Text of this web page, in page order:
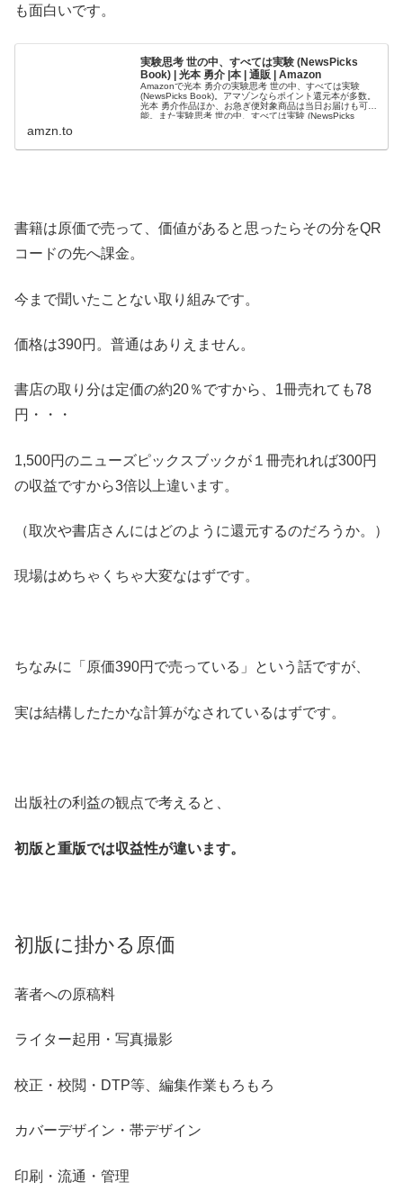
も面白いです。
実験思考 世の中、すべては実験 (NewsPicks
Book) | 光本 勇介 |本 | 通販 | Amazon
Amazonで光本 勇介の実験思考 世の中、すべては実験
(NewsPicks Book)。アマゾンならポイント還元本が多数。
光本 勇介作品ほか、お急ぎ便対象商品は当日お届けも可
能。また実験思考 世の中、すべては実験 (NewsPicks
amzn.to
書籍は原価で売って、価値があると思ったらその分をQR
コードの先へ課金。
今まで聞いたことない取り組みです。
価格は390円。普通はありえません。
書店の取り分は定価の約20％ですから、1冊売れても78
円・・・
1,500円のニューズピックスブックが１冊売れれば300円
の収益ですから3倍以上違います。
（取次や書店さんにはどのように還元するのだろうか。）
現場はめちゃくちゃ大変なはずです。
ちなみに「原価390円で売っている」という話ですが、
実は結構したたかな計算がなされているはずです。
出版社の利益の観点で考えると、
初版と重版では収益性が違います。
初版に掛かる原価
著者への原稿料
ライター起用・写真撮影
校正・校閲・DTP等、編集作業もろもろ
カバーデザイン・帯デザイン
印刷・流通・管理